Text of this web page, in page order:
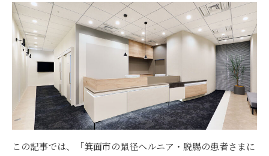
この記事では、「箕面市の鼠径ヘルニア・脱腸の患者さまに